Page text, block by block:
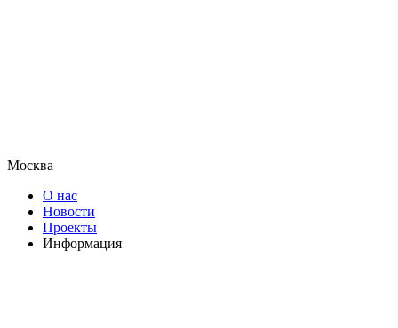
Москва
О нас
Новости
Проекты
Информация